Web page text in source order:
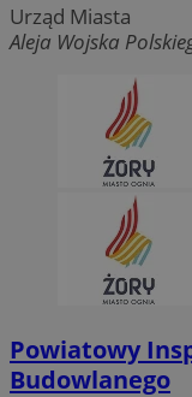
Urząd Miasta
Aleja Wojska
Powiatowy
Budowlanego